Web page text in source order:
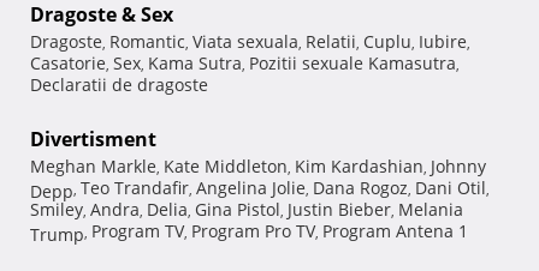
Dragoste & Sex
Dragoste, Romantic, Viata sexuala, Relatii, Cuplu, Iubire,
Casatorie, Sex, Kama Sutra, Pozitii sexuale Kamasutra,
Declaratii de dragoste
Divertisment
Meghan Markle, Kate Middleton, Kim Kardashian, Johnny
Depp, Teo Trandafir, Angelina Jolie, Dana Rogoz, Dani Otil,
Smiley, Andra, Delia, Gina Pistol, Justin Bieber, Melania
Trump, Program TV, Program Pro TV, Program Antena 1